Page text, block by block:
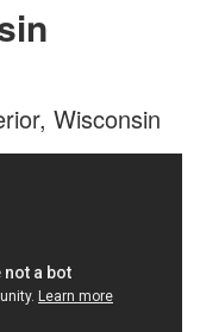
Wisconsin